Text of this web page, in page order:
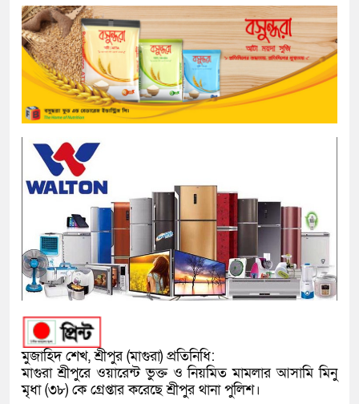
মুজাহিদ শেখ, শ্রীপুর (মাগুরা) প্রতিনিধি:
মাগুরা শ্রীপুরে ওয়ারেন্ট ভুক্ত ও নিয়মিত মামলার আসামি মিনু
মৃধা (৩৮) কে গ্রেপ্তার করেছে শ্রীপুর থানা পুলিশ।